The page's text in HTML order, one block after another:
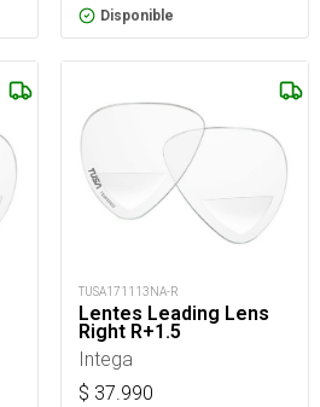
Disponible
TUSA171113NA-R
Lentes Leading Lens
Right R+1.5
Intega
$ 37.990